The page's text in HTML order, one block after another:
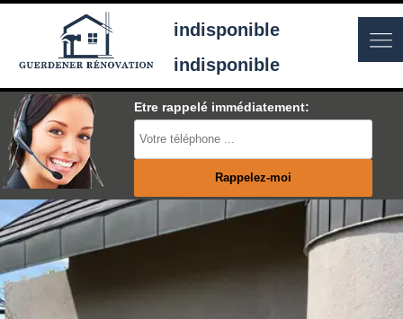
indisponible
indisponible
Etre rappelé immédiatement: